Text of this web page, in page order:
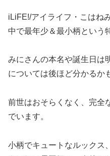
iLiFE!/アイライフ・こはね
中で最年少＆最小柄という
みにさんの本名や誕生日は
については後ほど分かるか
前世はおそらくなく、完全
でいます。
小柄でキュートなルックス